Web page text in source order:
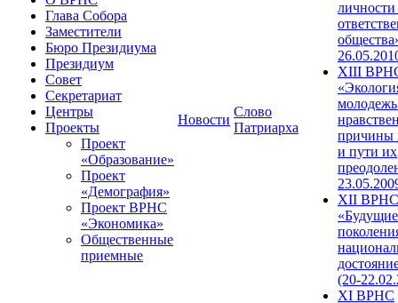
Глава Собора
Заместители
Бюро Президиума
Президиум
Совет
Секретариат
Центры
Проекты
Проект
«Образование»
Проект
«Демография»
Проект ВРНС
«Экономика»
Общественные
приемные
Новости
Слово
Патриарха
XIII
причины
и пути их
XII ВРНС
«Будущие
(20-
XI ВРНС